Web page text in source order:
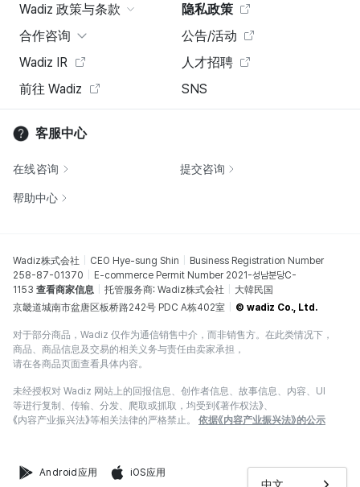
中文
Wadiz 政策与条款
隐私政策
合作咨询
公告/活动
Wadiz IR
人才招聘
前往 Wadiz
SNS
客服中心
在线咨询 提交咨询
帮助中心
Wadiz株式会社 CEO Hye-sung Shin
Business Registration Number
258-87-01370
E-commerce Permit Number 2021-성남분당C-
1153 查看商家信息 托管服务商: Wadiz株式会社
大韓民国
京畿道城南市盆唐区板桥路242号 PDC A栋402室
© wadiz Co., Ltd.
对于部分商品，Wadiz 仅作为通信销售中介，而非销售方。在此类情况下，
商品、商品信息及交易的相关义务与责任由卖家承担，
请在各商品页面查看具体内容。
未经授权对 Wadiz 网站上的回报信息、创作者信息、故事信息、内容、UI
等进行复制、传输、分发、爬取或抓取，均受到《著作权法》、
《内容产业振兴法》等相关法律的严格禁止。
依据《内容产业振兴法》的公示
Android应用 iOS应用